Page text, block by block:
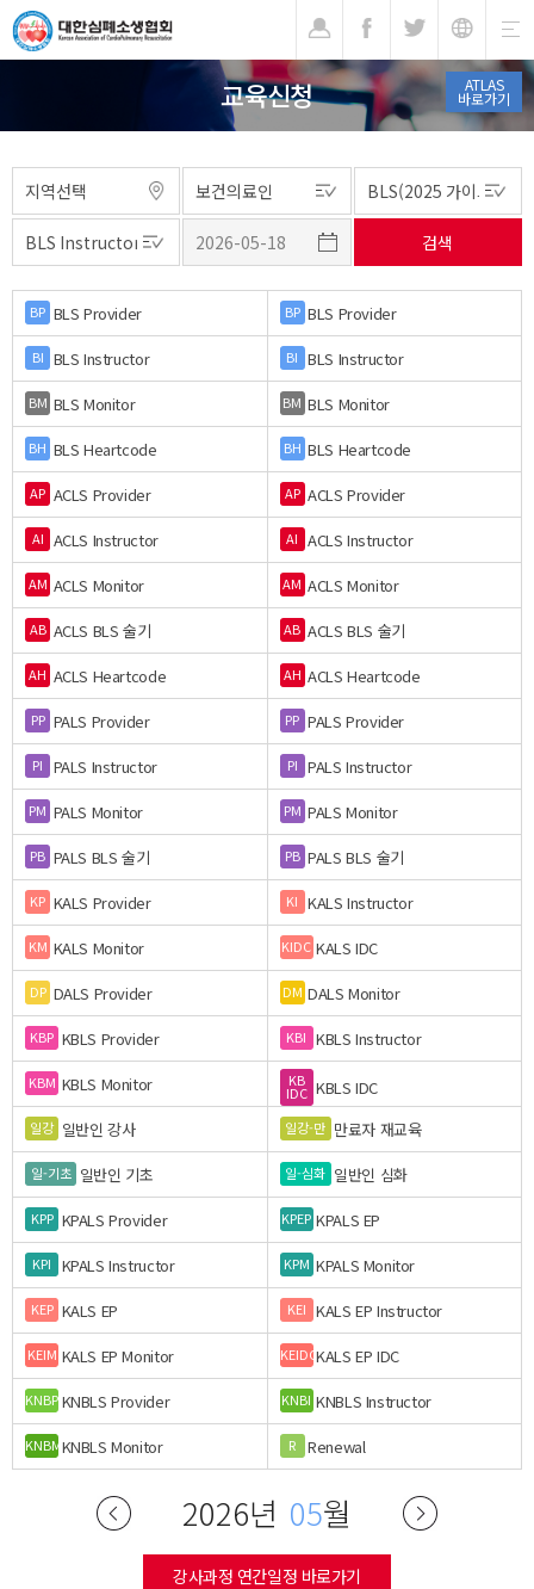
ATLAS
바로가기
교육신청
BP BLS Provider BP BLS Provider
BI BLS Instructor BI BLS Instructor
BM BLS Monitor BM BLS Monitor
BH BLS Heartcode BH BLS Heartcode
AP ACLS Provider AP ACLS Provider
AI ACLS Instructor AI ACLS Instructor
AM ACLS Monitor AM ACLS Monitor
AB ACLS BLS 술기 AB ACLS BLS 술기
AH ACLS Heartcode AH ACLS Heartcode
PP PALS Provider PP PALS Provider
PI PALS Instructor PI PALS Instructor
PM PALS Monitor PM PALS Monitor
PB PALS BLS 술기 PB PALS BLS 술기
KP KALS Provider KI KALS Instructor
KM KALS Monitor KIDC KALS IDC
DP DALS Provider DM DALS Monitor
KBP KBLS Provider KBI KBLS Instructor
KBM KBLS Monitor KB
IDC KBLS IDC
일강 일반인 강사 일강-만 만료자 재교육
일-기초 일반인 기초 일-심화 일반인 심화
KPP KPALS Provider KPEP KPALS EP
KPI KPALS Instructor KPM KPALS Monitor
KEP KALS EP KEI KALS EP Instructor
KEIM KALS EP Monitor KEIDCKALS EP IDC
KNBPKNBLS Provider KNBI KNBLS Instructor
KNBMKNBLS Monitor R Renewal
2026년 05월
강사과정 연간일정 바로가기